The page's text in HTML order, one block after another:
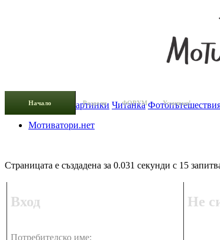
Начало Раздели ФОРУМ Усмивки!
Добави новина Картинки Читанка
Мотиватори.нет
Страницата е създадена за 0.031 секунди с 15
Вход
Потребителско име:
Не